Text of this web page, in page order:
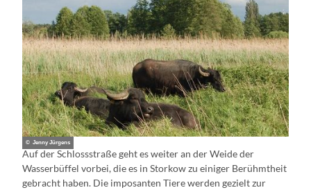
© Jenny Jürgens
Auf der Schlossstraße geht es weiter an der Weide der
Wasserbüffel vorbei, die es in Storkow zu einiger Berühmtheit
gebracht haben. Die imposanten Tiere werden gezielt zur